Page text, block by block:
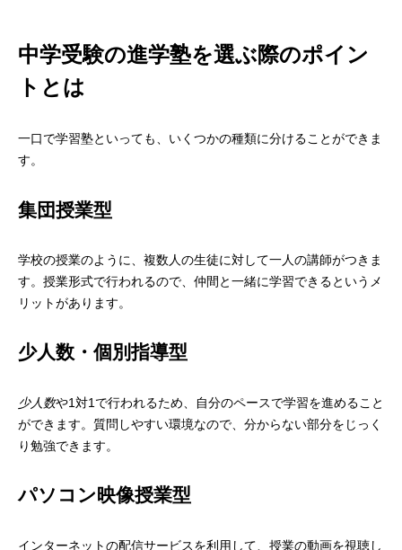
中学受験の進学塾を選ぶ際のポイン
トとは
一口で学習塾といっても、いくつかの種類に分けることができま
す。
集団授業型
学校の授業のように、複数人の生徒に対して一人の講師がつきま
す。授業形式で行われるので、仲間と一緒に学習できるというメ
リットがあります。
少人数・個別指導型
少人数や1対1で行われるため、自分のペースで学習を進めること
ができます。質問しやすい環境なので、分からない部分をじっく
り勉強できます。
パソコン映像授業型
インターネットの配信サービスを利用して、授業の動画を視聴し